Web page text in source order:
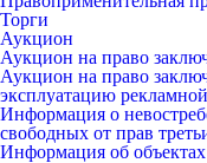
Торги
Аукцион
Аукцион на право
Аукцион на право
эксплуатацию
Информация о
свободных от прав
Информация об